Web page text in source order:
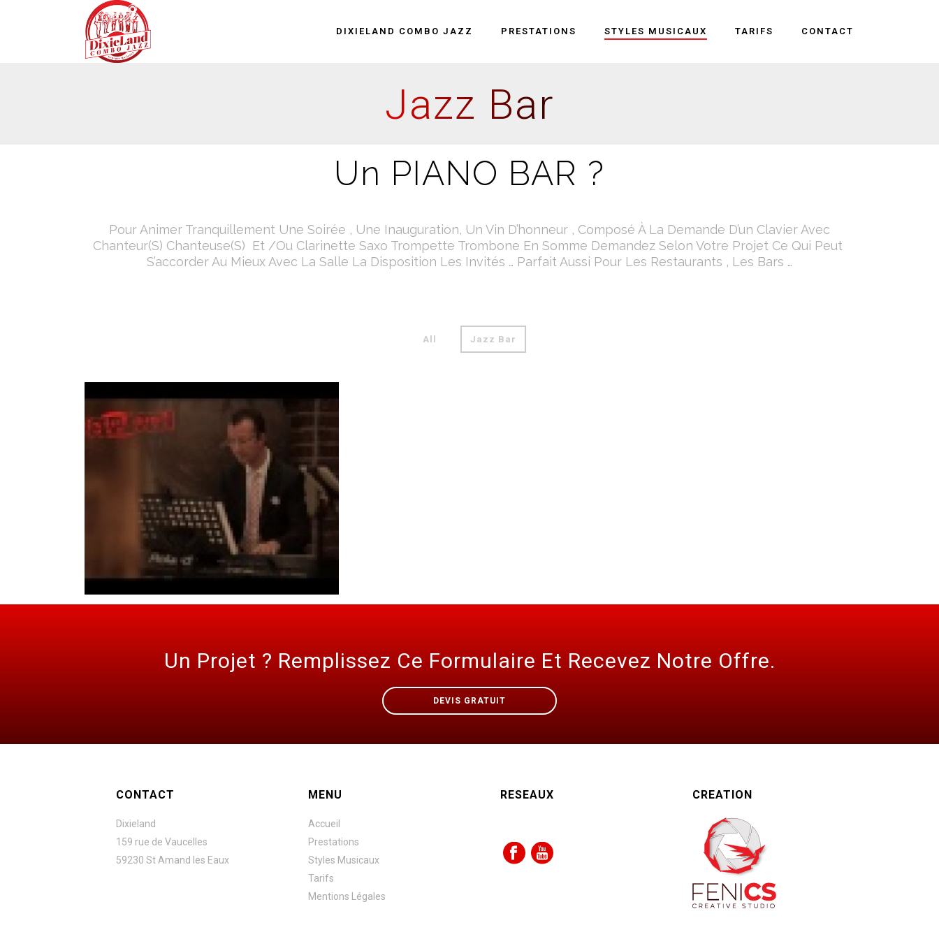
DIXIELAND COMBO JAZZ PRESTATIONS STYLES MUSICAUX TARIFS CONTACT
Jazz Bar
Un PIANO BAR ?
Pour Animer Tranquillement Une Soirée , Une Inauguration, Un Vin D’honneur , Composé À La Demande D’un Clavier Avec
Chanteur(s) Chanteuse(s) Et /ou Clarinette Saxo Trompette Trombone En Somme Demandez Selon Votre Projet Ce Qui Peut
S’accorder Au Mieux Avec La Salle La Disposition Les Invités … Parfait Aussi Pour Les Restaurants , Les Bars …
All Jazz Bar
Un Projet ? Remplissez Ce Formulaire Et Recevez Notre Offre.
DEVIS GRATUIT
CONTACT
Dixieland
159 rue de Vaucelles
59230 St Amand les Eaux
MENU
Accueil
Prestations
Styles Musicaux
Tarifs
Mentions Légales
RESEAUX CREATION